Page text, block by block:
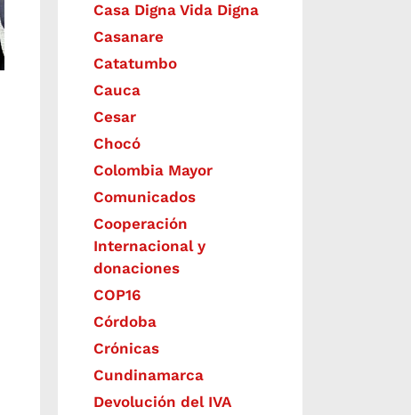
Casa Digna Vida Digna
Casanare
Catatumbo
Cauca
Cesar
Chocó
Colombia Mayor
Comunicados
Cooperación
Internacional y
donaciones
COP16
Córdoba
Crónicas
Cundinamarca
Devolución del IVA